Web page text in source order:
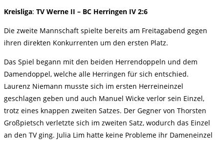
Kreisliga: TV Werne II – BC Herringen IV 2:6
Die zweite Mannschaft spielte bereits am Freitagabend gegen
ihren direkten Konkurrenten um den ersten Platz.
Das Spiel begann mit den beiden Herrendoppeln und dem
Damendoppel, welche alle Herringen für sich entschied.
Laurenz Niemann musste sich im ersten Herreineinzel
geschlagen geben und auch Manuel Wicke verlor sein Einzel,
trotz eines knappen zweiten Satzes. Der Gegner von Thorsten
Großpietsch verletzte sich im zweiten Satz, wodurch das Einzel
an den TV ging. Julia Lim hatte keine Probleme ihr Dameneinzel